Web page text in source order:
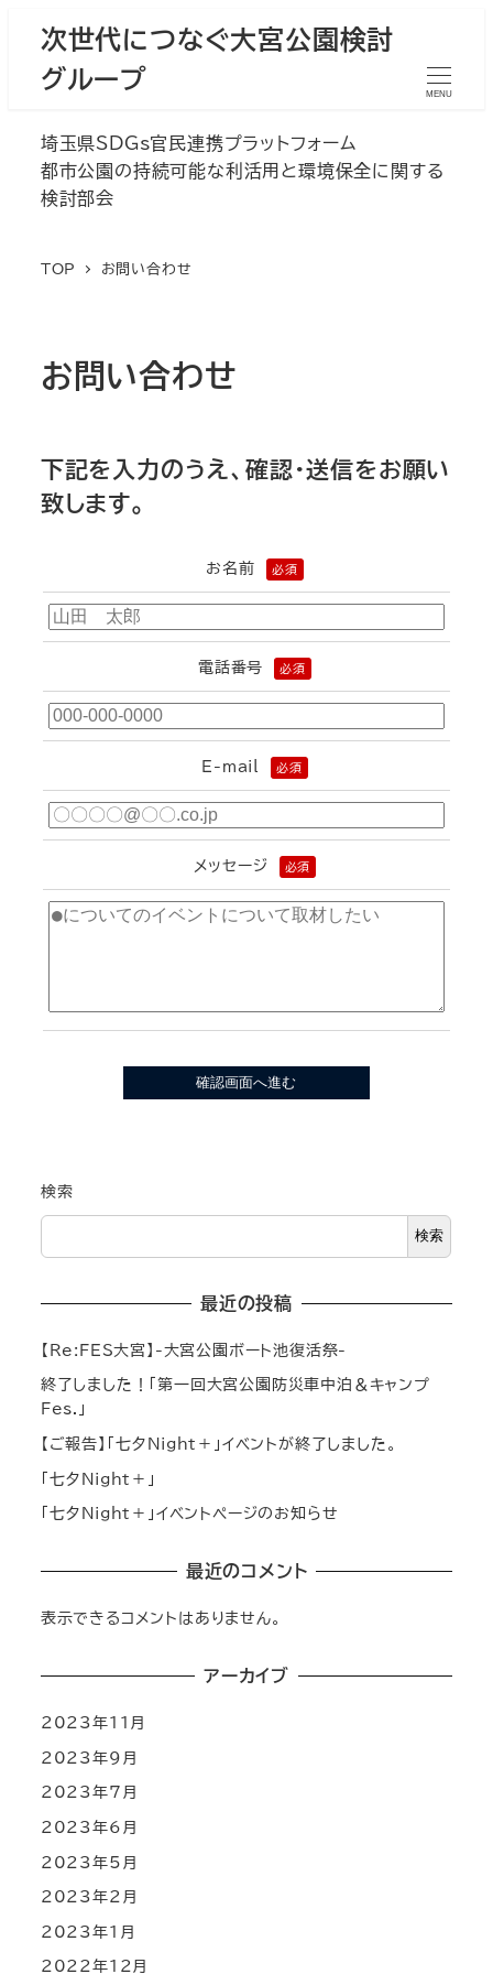
次世代につなぐ大宮公園検討
グループ
MENU
埼玉県SDGs官民連携プラットフォーム
都市公園の持続可能な利活用と環境保全に関する
検討部会
TOP お問い合わせ
お問い合わせ
下記を入力のうえ、確認・送信をお願い
致します。
お名前 必須
電話番号 必須
E-mail 必須
メッセージ 必須
検索
検索
最近の投稿
【Re:FES大宮】-大宮公園ボート池復活祭-
終了しました！「第一回大宮公園防災車中泊＆キャンプ
Fes.」
【ご報告】「七夕Night＋」イベントが終了しました。
「七夕Night＋」
「七夕Night＋」イベントページのお知らせ
最近のコメント
表示できるコメントはありません。
アーカイブ
2023年11月
2023年9月
2023年7月
2023年6月
2023年5月
2023年2月
2023年1月
2022年12月